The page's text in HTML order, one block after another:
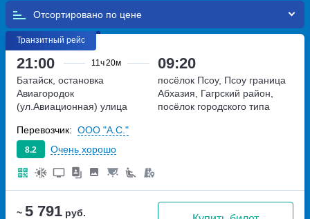
Отсортировано по
Транзитный рейс
21:00 11ч20м 09:20
~ 5 791 руб.
Батайск, остановка
Авиагородок
(ул.Авиационная) улица
посёлок Псоу, Псоу граница
Абхазия, Гагрский район,
посёлок городского типа
8.2 Очень хорошо
Перевозчик: ООО "А.С."